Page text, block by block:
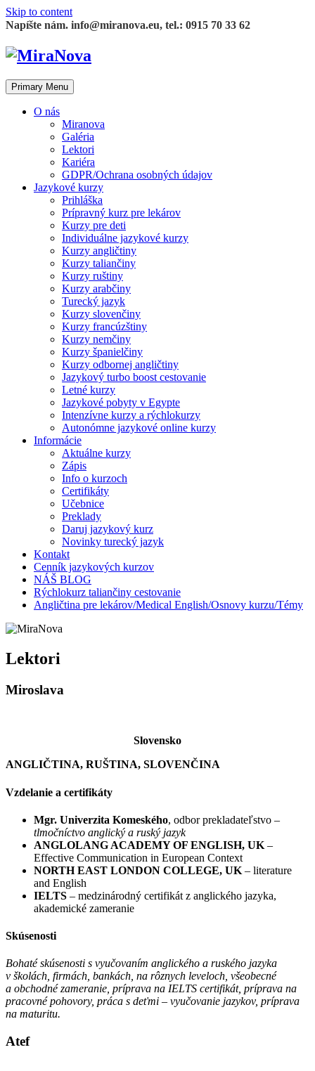
Skip to content
Napíšte nám. info@miranova.eu, tel.: 0915 70 33 62
Primary Menu
O nás
Miranova
Galéria
Lektori
Kariéra
GDPR/Ochrana osobných údajov
Jazykové kurzy
Prihláška
Prípravný kurz pre lekárov
Kurzy pre deti
Individuálne jazykové kurzy
Kurzy angličtiny
Kurzy taliančiny
Kurzy ruštiny
Kurzy arabčiny
Turecký jazyk
Kurzy slovenčiny
Kurzy francúzštiny
Kurzy nemčiny
Kurzy španielčiny
Kurzy odbornej angličtiny
Jazykový turbo boost cestovanie
Letné kurzy
Jazykové pobyty v Egypte
Intenzívne kurzy a rýchlokurzy
Autonómne jazykové online kurzy
Informácie
Aktuálne kurzy
Zápis
Info o kurzoch
Certifikáty
Učebnice
Preklady
Daruj jazykový kurz
Novinky turecký jazyk
Kontakt
Cenník jazykových kurzov
NÁŠ BLOG
Rýchlokurz taliančiny cestovanie
Angličtina pre lekárov/Medical English/Osnovy kurzu/Témy
Lektori
Miroslava
Slovensko
ANGLIČTINA, RUŠTINA, SLOVENČINA
Vzdelanie a certifikáty
Mgr. Univerzita Komeského, odbor prekladateľstvo –
tlmočníctvo anglický a ruský jazyk
ANGLOLANG ACADEMY OF ENGLISH, UK –
Effective Communication in European Context
NORTH EAST LONDON COLLEGE, UK – literature
and English
IELTS – medzinárodný certifikát z anglického jazyka,
akademické zameranie
Skúsenosti
Bohaté skúsenosti s vyučovaním anglického a ruského jazyka
v školách, firmách, bankách, na rôznych leveloch, všeobecné
a obchodné zameranie, príprava na IELTS certifikát, príprava na
pracovné pohovory, práca s deťmi – vyučovanie jazykov, príprava
na maturitu.
Atef